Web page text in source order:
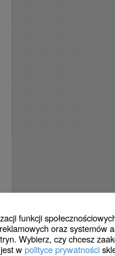
funkcji
oraz systemów
Wybierz, czy chcesz
wpolityce prywatności